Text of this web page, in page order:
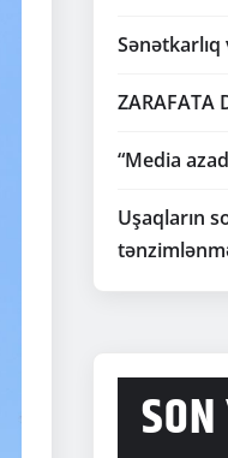
ZARAFATA
“Media
Uşaqların